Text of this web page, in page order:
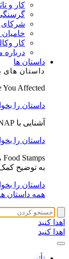
کار و
شرکای
حامیان
کار
درباره
داستان ها
داستان های
Affected?
داستان را
آشنایی با SNAP: مهمترین برنامه ضد گرسنگی آمریکا
داستان را
به توضیح
داستان را
همه داستان ها
اهدا کنید
اهدا کنید